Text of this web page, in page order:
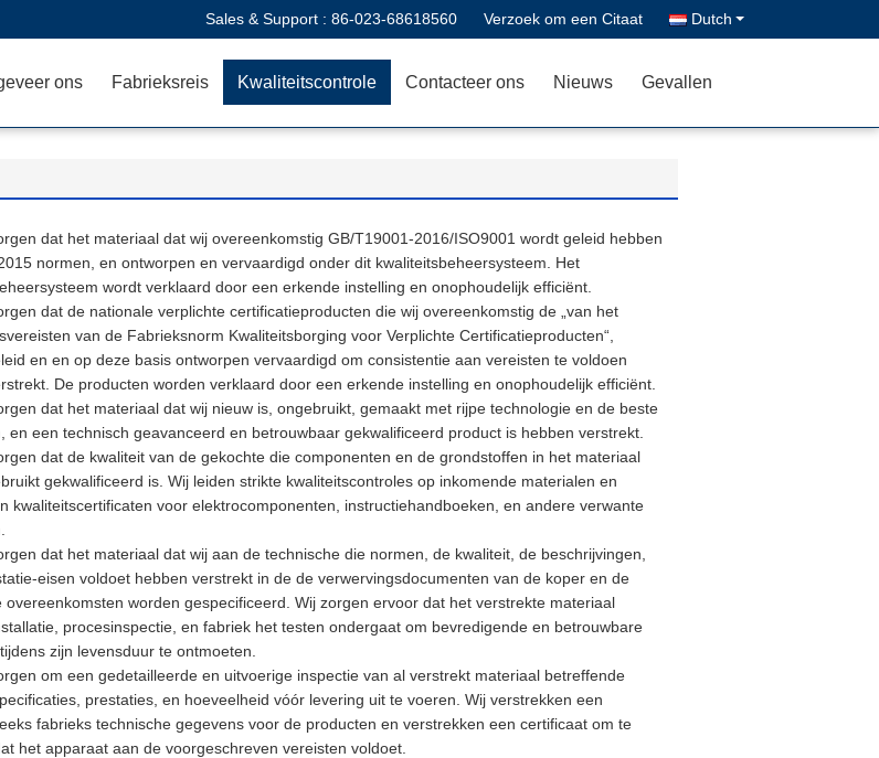
Sales & Support : 86-023-68618560 Verzoek om een Citaat Dutch
ons Fabrieksreis Kwaliteitscontrole Contacteer ons Nieuws Gevallen
dat het materiaal dat wij overeenkomstig GB/T19001-2016/ISO9001 wordt geleid hebben
normen, en ontworpen en vervaardigd onder dit kwaliteitsbeheersysteem. Het
wordt verklaard door een erkende instelling en onophoudelijk efficiënt.
dat de nationale verplichte certificatieproducten die wij overeenkomstig de „van het
van de Fabrieksnorm Kwaliteitsborging voor Verplichte Certificatieproducten“,
en en op deze basis ontworpen vervaardigd om consistentie aan vereisten te voldoen
De producten worden verklaard door een erkende instelling en onophoudelijk efficiënt.
dat het materiaal dat wij nieuw is, ongebruikt, gemaakt met rijpe technologie en de beste
en een technisch geavanceerd en betrouwbaar gekwalificeerd product is hebben verstrekt.
dat de kwaliteit van de gekochte die componenten en de grondstoffen in het materiaal
gekwalificeerd is. Wij leiden strikte kwaliteitscontroles op inkomende materialen en
kwaliteitscertificaten voor elektrocomponenten, instructiehandboeken, en andere verwante
dat het materiaal dat wij aan de technische die normen, de kwaliteit, de beschrijvingen,
eisen voldoet hebben verstrekt in de de verwervingsdocumenten van de koper en de
overeenkomsten worden gespecificeerd. Wij zorgen ervoor dat het verstrekte materiaal
procesinspectie, en fabriek het testen ondergaat om bevredigende en betrouwbare
zijn levensduur te ontmoeten.
om een gedetailleerde en uitvoerige inspectie van al verstrekt materiaal betreffende
prestaties, en hoeveelheid vóór levering uit te voeren. Wij verstrekken een
fabrieks technische gegevens voor de producten en verstrekken een certificaat om te
het apparaat aan de voorgeschreven vereisten voldoet.